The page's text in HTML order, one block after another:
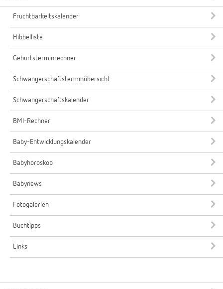
Fruchtbarkeitskalender
Hibbelliste
Geburtsterminrechner
Schwangerschaftsterminübersicht
Schwangerschaftskalender
BMI-Rechner
Baby-Entwicklungskalender
Babyhoroskop
Babynews
Fotogalerien
Buchtipps
Links